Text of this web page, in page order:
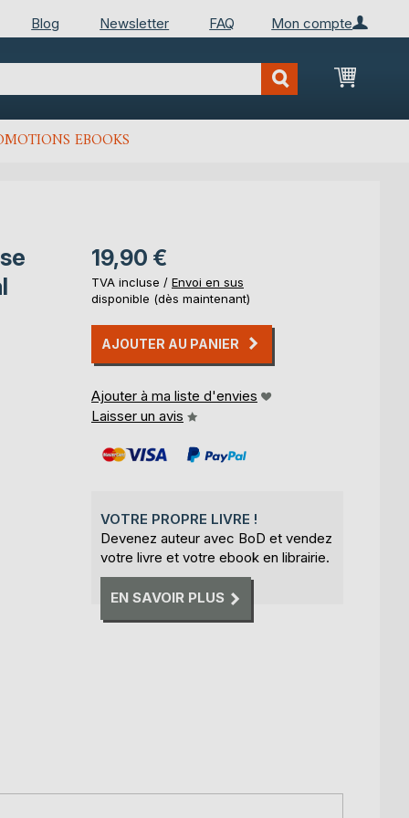
Mon compte
Blog Newsletter FAQ
Mon
EBOOKS
19,90 €
TVA incluse / Envoi en sus
disponible (dès maintenant)
AJOUTER AU PANIER
Ajouter à ma liste d'envies
Laisser un avis
VOTRE PROPRE LIVRE !
Devenez auteur avec BoD et vendez
votre livre et votre ebook en librairie.
EN SAVOIR PLUS